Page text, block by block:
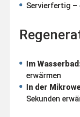
Servierfertig –
Im
erwärmen
In der
Sekunden